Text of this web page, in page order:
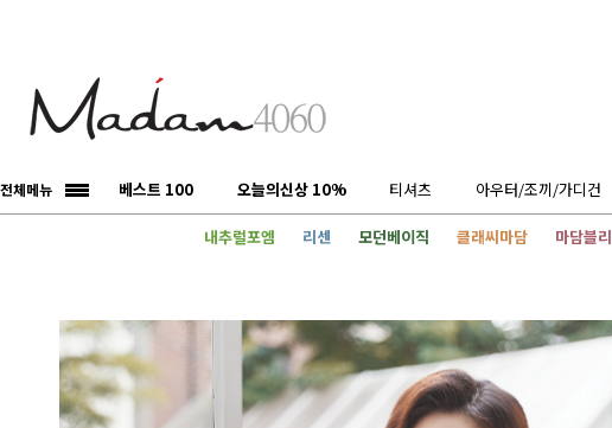
전체메뉴 베스트 100 오늘의신상 10% 티셔츠 아우터/조끼/가디건
내추럴포엠 리센 모던베이직 클래씨마담 마담블리